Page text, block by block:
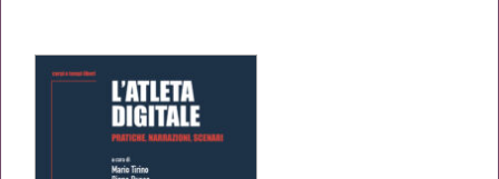
era:
€23,00.